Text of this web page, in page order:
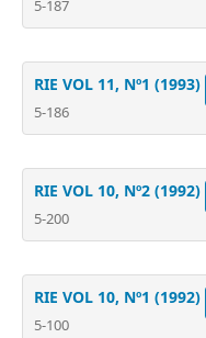
5-187
RIE VOL 11, Nº1 (1993)
5-186
RIE VOL 10, Nº2 (1992)
5-200
RIE VOL 10, Nº1 (1992)
5-100